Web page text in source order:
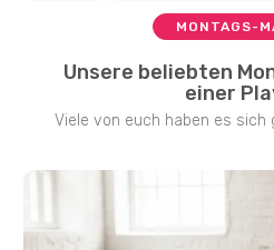
MONTAGS-
Unsere beliebten
einer
Viele von euch haben es sich